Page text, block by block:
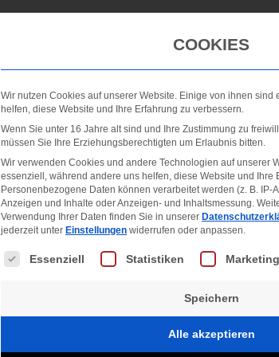
Galerie
COOKIES
Wir nutzen Cookies auf unserer Website. Einige von ihnen
helfen, diese Website und Ihre Erfahrung zu verbessern.
Wenn Sie unter 16 Jahre alt sind und Ihre Zustimmung zu
müssen Sie Ihre Erziehungsberechtigten um Erlaubnis bitten.
Wir verwenden Cookies und andere Technologien auf unserer
essenziell, während andere uns helfen, diese Website und Ihre
Personenbezogene Daten können verarbeitet werden (z. B. IP-
Anzeigen und Inhalte oder Anzeigen- und Inhaltsmessung.
Verwendung Ihrer Daten finden Sie in unserer
jederzeit unter Einstellungen widerrufen oder anpassen.
Es folgt eine Liste der Service-Gruppen,
Essenziell Statistiken Marketing
Speichern
Alle akzeptieren